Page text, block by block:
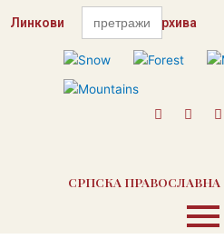
Линкови Контакт Архива
Search
for:
F
a
o
o
T
w
e
r
I
n
g
r
a
m
СРПСКА ПРАВОСЛАВНА